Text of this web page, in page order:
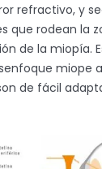
refractivo, y
que rodean la
de la miopía.
miope
de fácil